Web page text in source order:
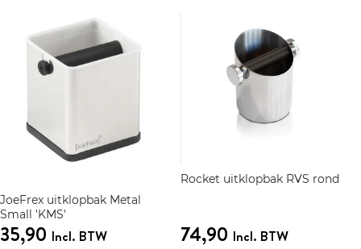
JoeFrex uitklopbak Metal
Small 'KMS'
35,90 Incl. BTW
Rocket uitklopbak RVS rond
74,90 Incl. BTW